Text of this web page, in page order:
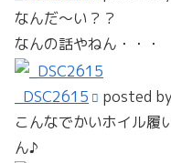
なんだ～い？？
なんの話やねん・・・
_DSC2615 posted
こんなでかいホイル履
ん♪